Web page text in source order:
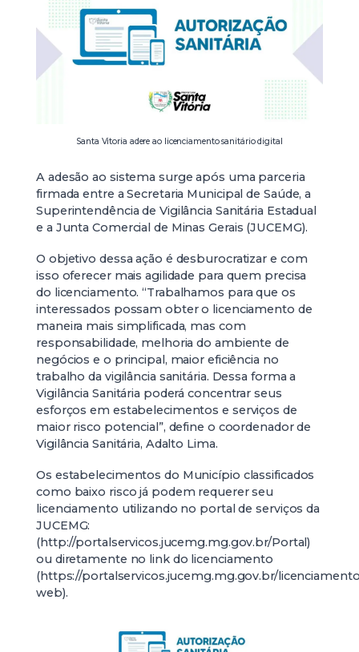
Santa Vitoria adere ao licenciamento sanitário digital
A adesão ao sistema surge após uma parceria
firmada entre a Secretaria Municipal de Saúde, a
Superintendência de Vigilância Sanitária Estadual
e a Junta Comercial de Minas Gerais (JUCEMG).
O objetivo dessa ação é desburocratizar e com
isso oferecer mais agilidade para quem precisa
do licenciamento. “Trabalhamos para que os
interessados possam obter o licenciamento de
maneira mais simplificada, mas com
responsabilidade, melhoria do ambiente de
negócios e o principal, maior eficiência no
trabalho da vigilância sanitária. Dessa forma a
Vigilância Sanitária poderá concentrar seus
esforços em estabelecimentos e serviços de
maior risco potencial”, define o coordenador de
Vigilância Sanitária, Adalto Lima.
Os estabelecimentos do Município classificados
como baixo risco já podem requerer seu
licenciamento utilizando no portal de serviços da
JUCEMG:
(http://portalservicos.jucemg.mg.gov.br/Portal)
ou diretamente no link do licenciamento
(https://portalservicos.jucemg.mg.gov.br/
web).